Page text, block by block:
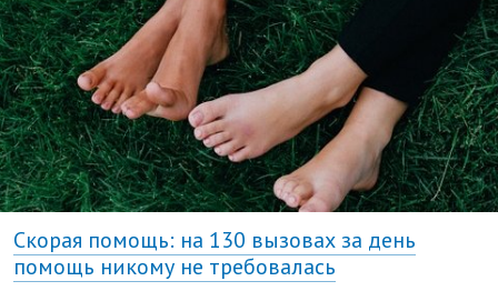
Скорая помощь: на 130 вызовах за день
помощь никому не требовалась